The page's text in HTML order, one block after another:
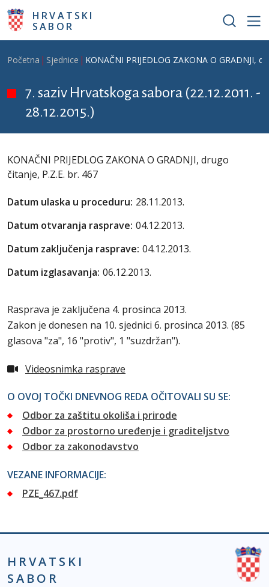
Skoči na glavni sadržaj
HRVATSKI
SABOR
Breadcrumb
Početna Sjednice KONAČNI PRIJEDLOG ZAKONA O GRADNJI,
7. saziv Hrvatskoga sabora (22.12.2011. -
28.12.2015.)
KONAČNI PRIJEDLOG ZAKONA O GRADNJI, drugo
čitanje, P.Z.E. br. 467
Datum ulaska u proceduru: 28.11.2013.
Datum otvaranja rasprave: 04.12.2013.
Datum zaključenja rasprave: 04.12.2013.
Datum izglasavanja: 06.12.2013.
Rasprava je zaključena 4. prosinca 2013.
Zakon je donesen na 10. sjednici 6. prosinca 2013. (85
glasova "za", 16 "protiv", 1 "suzdržan").
Videosnimka rasprave
O OVOJ TOČKI DNEVNOG REDA OČITOVALI SU SE:
Odbor za zaštitu okoliša i prirode
Odbor za prostorno uređenje i graditeljstvo
Odbor za zakonodavstvo
VEZANE INFORMACIJE:
PZE_467.pdf
HRVATSKI
SABOR